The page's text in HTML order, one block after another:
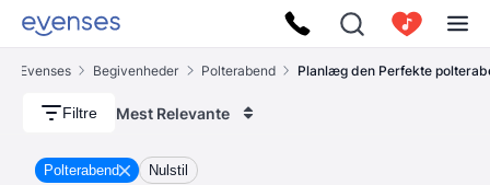
Evenses Begivenheder Polterabend Planlæg den Perfekte
Filtre Mest Relevante
Polterabend Nulstil